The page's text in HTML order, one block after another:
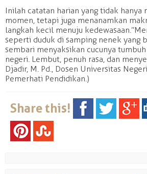
Inilah catatan harian yang tidak hanya
momen, tetapi juga menanamkan
langkah kecil menuju
seperti duduk di samping nenek yang
sembari menyaksikan cucunya
negeri. Lembut, penuh rasa, dan
Djadir, M. Pd., Dosen Universitas
Pemerhati Pendidikan.)
Share this!